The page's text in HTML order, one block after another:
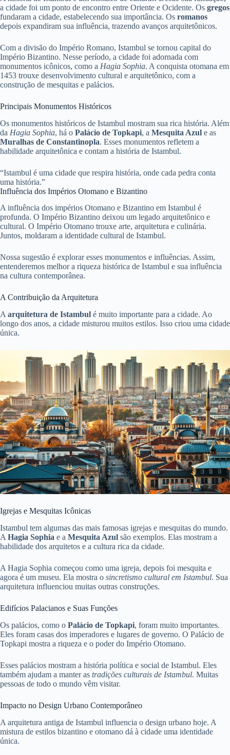
a cidade foi um ponto de encontro entre Oriente e Ocidente. Os gregos
fundaram a cidade, estabelecendo sua importância. Os romanos
depois expandiram sua influência, trazendo avanços arquitetônicos.
Com a divisão do Império Romano, Istambul se tornou capital do
Império Bizantino. Nesse período, a cidade foi adornada com
monumentos icônicos, como a Hagia Sophia. A conquista otomana em
1453 trouxe desenvolvimento cultural e arquitetônico, com a
construção de mesquitas e palácios.
Principais Monumentos Históricos
Os monumentos históricos de Istambul mostram sua rica história. Além
da Hagia Sophia, há o Palácio de Topkapi, a Mesquita Azul e as
Muralhas de Constantinopla. Esses monumentos refletem a
habilidade arquitetônica e contam a história de Istambul.
“Istambul é uma cidade que respira história, onde cada pedra conta
uma história.”
Influência dos Impérios Otomano e Bizantino
A influência dos impérios Otomano e Bizantino em Istambul é
profunda. O Império Bizantino deixou um legado arquitetônico e
cultural. O Império Otomano trouxe arte, arquitetura e culinária.
Juntos, moldaram a identidade cultural de Istambul.
Nossa sugestão é explorar esses monumentos e influências. Assim,
entenderemos melhor a riqueza histórica de Istambul e sua influência
na cultura contemporânea.
A Contribuição da Arquitetura
A arquitetura de Istambul é muito importante para a cidade. Ao
longo dos anos, a cidade misturou muitos estilos. Isso criou uma cidade
única.
Igrejas e Mesquitas Icônicas
Istambul tem algumas das mais famosas igrejas e mesquitas do mundo.
A Hagia Sophia e a Mesquita Azul são exemplos. Elas mostram a
habilidade dos arquitetos e a cultura rica da cidade.
A Hagia Sophia começou como uma igreja, depois foi mesquita e
agora é um museu. Ela mostra o sincretismo cultural em Istambul. Sua
arquitetura influenciou muitas outras construções.
Edifícios Palacianos e Suas Funções
Os palácios, como o Palácio de Topkapi, foram muito importantes.
Eles foram casas dos imperadores e lugares de governo. O Palácio de
Topkapi mostra a riqueza e o poder do Império Otomano.
Esses palácios mostram a história política e social de Istambul. Eles
também ajudam a manter as tradições culturais de Istambul. Muitas
pessoas de todo o mundo vêm visitar.
Impacto no Design Urbano Contemporâneo
A arquitetura antiga de Istambul influencia o design urbano hoje. A
mistura de estilos bizantino e otomano dá à cidade uma identidade
única.